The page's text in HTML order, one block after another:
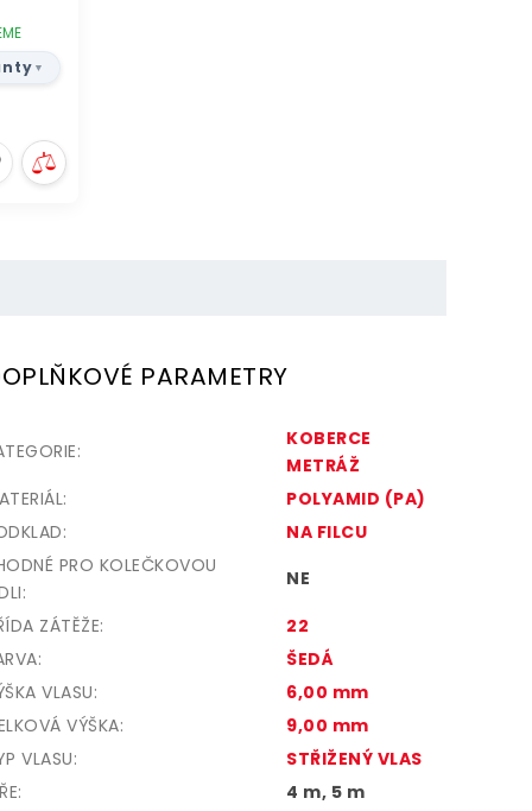
PARAMETRY
:
KOBERCE
METRÁŽ
:
POLYAMID (PA)
:
NA FILCU
PRO KOLEČKOVOU
:
NE
ZÁTĚŽE:
22
:
ŠEDÁ
VLASU:
6,00 mm
VÝŠKA:
9,00 mm
VLASU:
STŘIŽENÝ VLAS
:
4 m, 5 m